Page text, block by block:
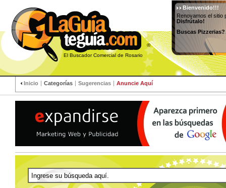
®
El Buscador Comercial de Rosario
Bienvenido!!!
Renovamos el sitio
Disfrútalo!
Buscas
Inicio Categorías Sugerencias Anuncie Aquí